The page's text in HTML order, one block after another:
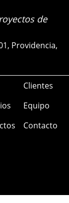
de
Providencia,
Clientes
Equipo
Contacto